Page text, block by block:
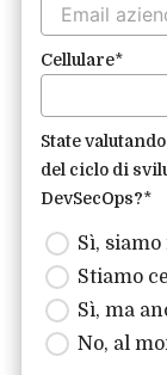
Cellulare*
State
del ciclo di
DevSecOps?*
Sì,
Stiamo
Sì, ma
No, al